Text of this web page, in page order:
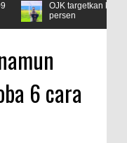
OJK targetkan kredit
persen
6 cara